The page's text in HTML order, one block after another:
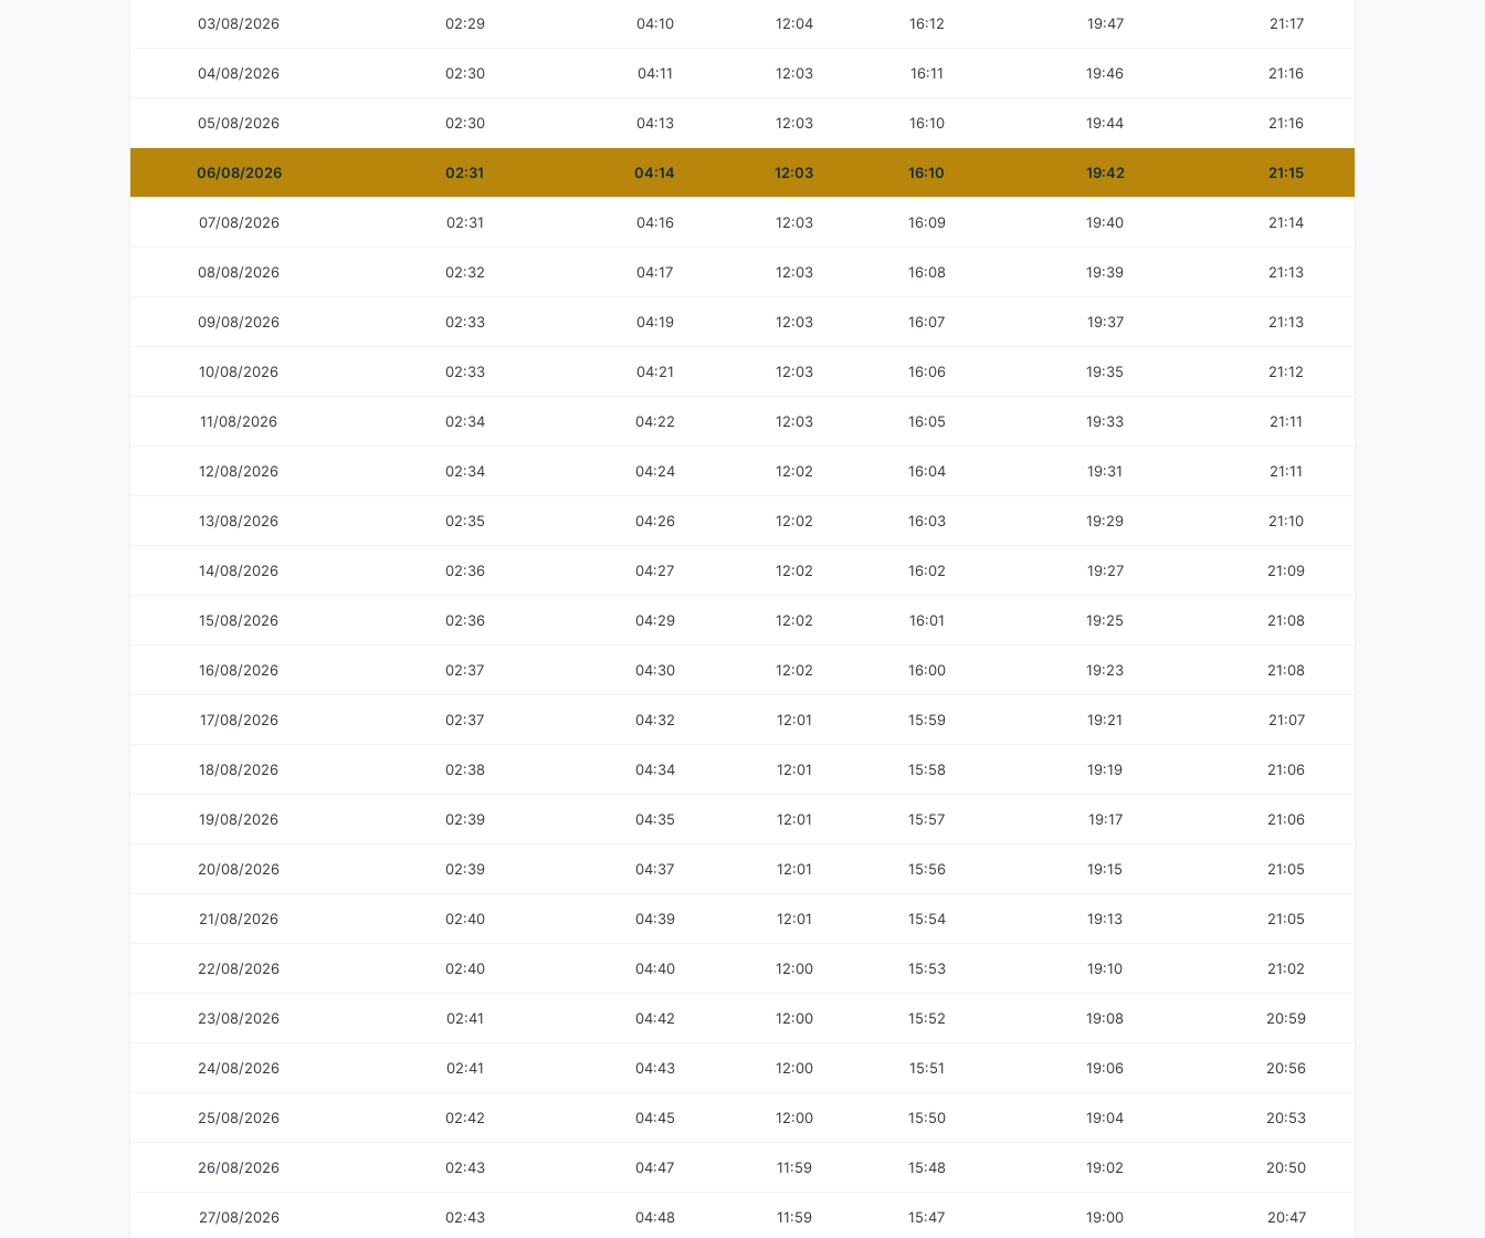
03/08/2026 02:29 04:10 12:04 16:12 19:47 21:17
04/08/2026 02:30 04:11 12:03 16:11 19:46 21:16
05/08/2026 02:30 04:13 12:03 16:10 19:44 21:16
06/08/2026 02:31 04:14 12:03 16:10 19:42 21:15
07/08/2026 02:31 04:16 12:03 16:09 19:40 21:14
08/08/2026 02:32 04:17 12:03 16:08 19:39 21:13
09/08/2026 02:33 04:19 12:03 16:07 19:37 21:13
10/08/2026 02:33 04:21 12:03 16:06 19:35 21:12
11/08/2026 02:34 04:22 12:03 16:05 19:33 21:11
12/08/2026 02:34 04:24 12:02 16:04 19:31 21:11
13/08/2026 02:35 04:26 12:02 16:03 19:29 21:10
14/08/2026 02:36 04:27 12:02 16:02 19:27 21:09
15/08/2026 02:36 04:29 12:02 16:01 19:25 21:08
16/08/2026 02:37 04:30 12:02 16:00 19:23 21:08
17/08/2026 02:37 04:32 12:01 15:59 19:21 21:07
18/08/2026 02:38 04:34 12:01 15:58 19:19 21:06
19/08/2026 02:39 04:35 12:01 15:57 19:17 21:06
20/08/2026 02:39 04:37 12:01 15:56 19:15 21:05
21/08/2026 02:40 04:39 12:01 15:54 19:13 21:05
22/08/2026 02:40 04:40 12:00 15:53 19:10 21:02
23/08/2026 02:41 04:42 12:00 15:52 19:08 20:59
24/08/2026 02:41 04:43 12:00 15:51 19:06 20:56
25/08/2026 02:42 04:45 12:00 15:50 19:04 20:53
26/08/2026 02:43 04:47 11:59 15:48 19:02 20:50
27/08/2026 02:43 04:48 11:59 15:47 19:00 20:47